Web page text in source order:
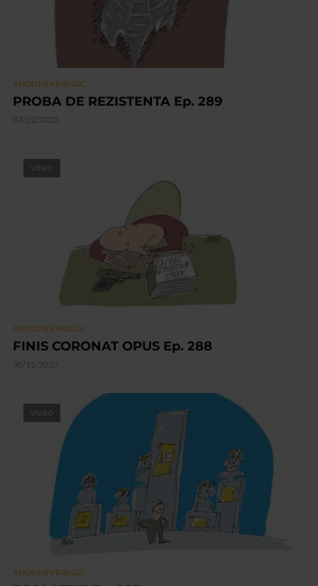
ANDONEVRALGIC
PROBA DE REZISTENTA Ep. 289
07/12/2020
VIDEO
ANDONEVRALGIC
FINIS CORONAT OPUS Ep. 288
30/11/2020
VIDEO
ANDONEVRALGIC